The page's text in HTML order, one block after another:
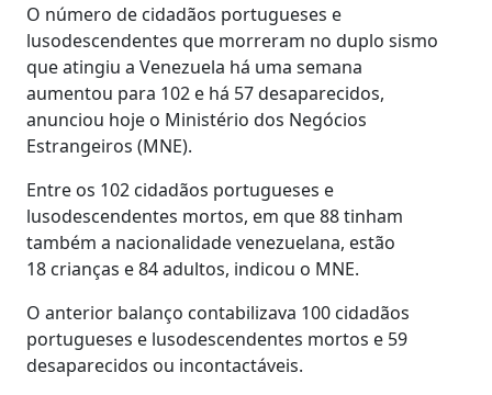
O número de cidadãos portugueses e
lusodescendentes que morreram no duplo sismo
que atingiu a Venezuela há uma semana
aumentou para 102 e há 57 desaparecidos,
anunciou hoje o Ministério dos Negócios
Estrangeiros (MNE).
Entre os 102 cidadãos portugueses e
lusodescendentes mortos, em que 88 tinham
também a nacionalidade venezuelana, estão
18 crianças e 84 adultos, indicou o MNE.
O anterior balanço contabilizava 100 cidadãos
portugueses e lusodescendentes mortos e 59
desaparecidos ou incontactáveis.